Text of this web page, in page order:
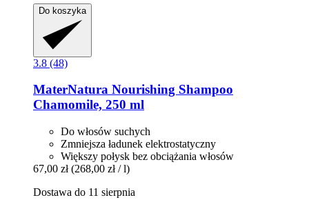
Do koszyka
3.8 (48)
MaterNatura Nourishing Shampoo
Chamomile, 250 ml
Do włosów suchych
Zmniejsza ładunek elektrostatyczny
Większy połysk bez obciążania włosów
67,00 zł (268,00 zł / l)
Dostawa do 11 sierpnia